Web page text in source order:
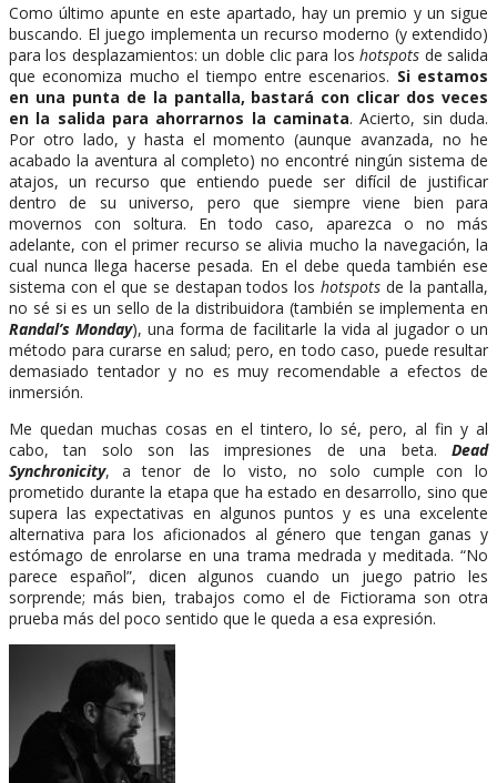
Como último apunte en este apartado, hay un premio y un sigue
buscando. El juego implementa un recurso moderno (y extendido)
para los desplazamientos: un doble clic para loshotspots de salida
que economiza mucho el tiempo entre escenarios. Si estamos
en una punta de la pantalla, bastará con clicar dos veces
en la salida para ahorrarnos la caminata. Acierto, sin duda.
Por otro lado, y hasta el momento (aunque avanzada, no he
acabado la aventura al completo) no encontré ningún sistema de
atajos, un recurso que entiendo puede ser difícil de justificar
dentro de su universo, pero que siempre viene bien para
movernos con soltura. En todo caso, aparezca o no más
adelante, con el primer recurso se alivia mucho la navegación, la
cual nunca llega hacerse pesada. En el debe queda también ese
sistema con el que se destapan todos loshotspots de la pantalla,
no sé si es un sello de la distribuidora (también se implementa en
Randal’s Monday), una forma de facilitarle la vida al jugador o un
método para curarse en salud; pero, en todo caso, puede resultar
demasiado tentador y no es muy recomendable a efectos de
inmersión.
Me quedan muchas cosas en el tintero, lo sé, pero, al fin y al
cabo, tan solo son las impresiones de una beta. Dead
Synchronicity, a tenor de lo visto, no solo cumple con lo
prometido durante la etapa que ha estado en desarrollo, sino que
supera las expectativas en algunos puntos y es una excelente
alternativa para los aficionados al género que tengan ganas y
estómago de enrolarse en una trama medrada y meditada. “No
parece español”, dicen algunos cuando un juego patrio les
sorprende; más bien, trabajos como el de Fictiorama son otra
prueba más del poco sentido que le queda a esa expresión.